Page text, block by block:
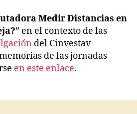
Medir Distancias en
” en el contexto de las
del Cinvestav
de las jornadas
en este enlace.